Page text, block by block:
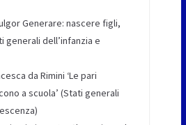
Generare: nascere figli,
generali dell’infanzia e
da Rimini ‘Le pari
a scuola’ (Stati generali